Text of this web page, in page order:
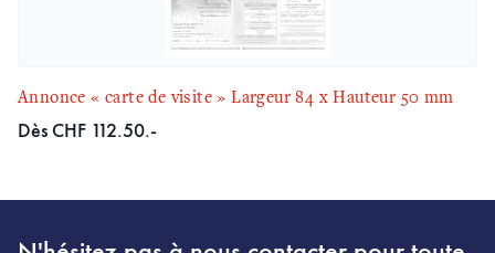
Annonce « carte de visite » Largeur 84 x Hauteur 50 mm
Dès CHF 112.50.-